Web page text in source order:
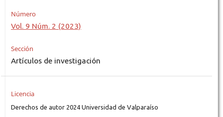
Número
Vol. 9 Núm. 2 (2023)
Sección
Artículos de investigación
Licencia
Derechos de autor 2024 Universidad de Valparaíso